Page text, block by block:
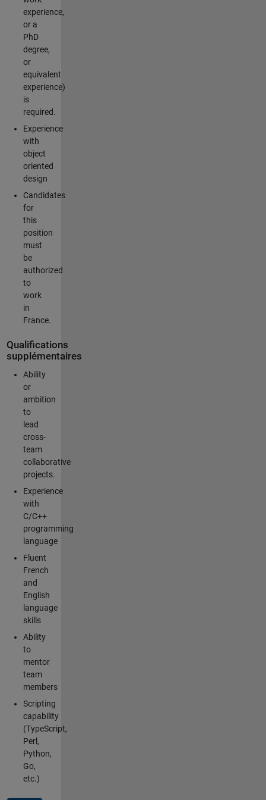
experience,
or a
PhD
degree,
or
equivalent
experience)
is
required.
Experience
with
object
oriented
design
Candidates
for
this
position
must
be
authorized
to
work
in
France.
Qualifications
supplémentaires
Ability
or
ambition
to
lead
cross-
team
collaborative
projects.
Experience
with
C/C++
programming
language
Fluent
French
and
English
language
skills
Ability
to
mentor
team
members
Scripting
capability
(TypeScript,
Perl,
Python,
Go,
etc.)